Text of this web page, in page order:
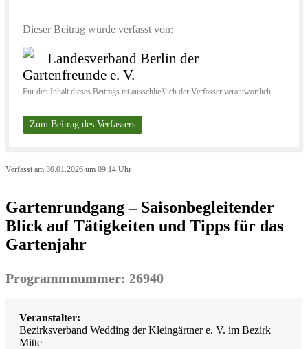
Dieser Beitrag wurde verfasst von:
Landesverband Berlin der
Gartenfreunde e. V.
Für den Inhalt dieses Beitrags ist ausschließlich der Verfasser verantwortlich.
Zum Beitrag des Verfassers
Verfasst am 30.01.2026 um 09:14 Uhr
Gartenrundgang – Saisonbegleitender
Blick auf Tätigkeiten und Tipps für das
Gartenjahr
Programmnummer: 26940
Veranstalter:
Bezirksverband Wedding der Kleingärtner e. V. im Bezirk
Mitte